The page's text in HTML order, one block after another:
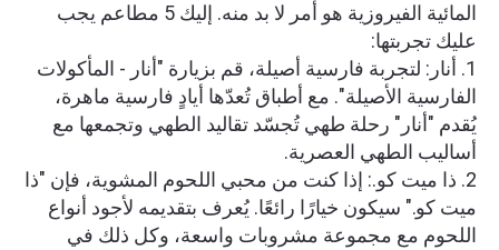
المائية الفيروزية هو أمر لا بد منه. إليك 5 مطاعم يجب
عليك تجربتها:
1. أنار: لتجربة فارسية أصيلة، قم بزيارة "أنار - المأكولات
الفارسية الأصيلة". مع أطباق تُعدّها أيادٍ فارسية ماهرة،
يُقدم "أنار" رحلة طهي تُجسّد تقاليد الطهي وتجمعها مع
أساليب الطهي العصرية.
2. ذا ميت كو.: إذا كنت من محبي اللحوم المشوية، فإن "ذا
ميت كو." سيكون خيارًا رائعًا. يُعرف بتقديمه لأجود أنواع
اللحوم مع مجموعة مشروبات واسعة، وكل ذلك في